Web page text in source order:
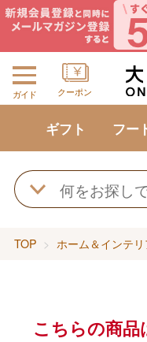
ガイド クーポン
ギフト フー
TOP ホーム＆インテリ
こちらの商